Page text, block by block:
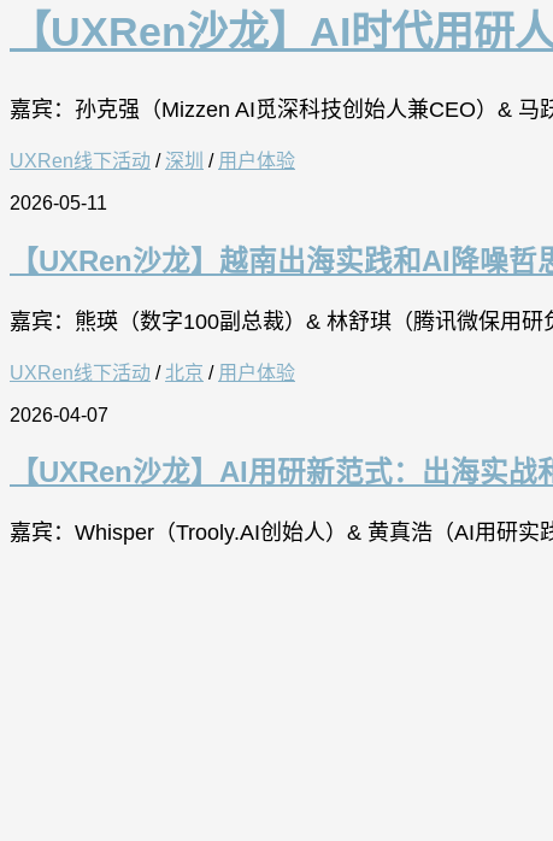
【UXRen沙龙】AI时代用研
嘉宾：孙克强（Mizzen AI觅深科技创始人兼CEO）& 马
UXRen线下活动 / 深圳 / 用户体验
2026-05-11
【UXRen沙龙】越南出海实践和AI降噪哲
嘉宾：熊瑛（数字100副总裁）& 林舒琪（腾讯微保用研
UXRen线下活动 /北京 / 用户体验
2026-04-07
【UXRen沙龙】AI用研新范式：出海实战
嘉宾：Whisper（Trooly.AI创始人）& 黄真浩（AI用研实